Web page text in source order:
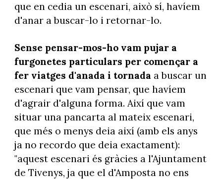
que en cedia un escenari, això sí, havíem
d'anar a buscar-lo i retornar-lo.
Sense pensar-mos-ho vam pujar a
furgonetes particulars per començar a
fer viatges d'anada i tornada a buscar un
escenari que vam pensar, que havíem
d'agrair d'alguna forma. Així que vam
situar una pancarta al mateix escenari,
que més o menys deia així (amb els anys
ja no recordo que deia exactament):
"aquest escenari és gràcies a l'Ajuntament
de Tivenys, ja que el d'Amposta no ens